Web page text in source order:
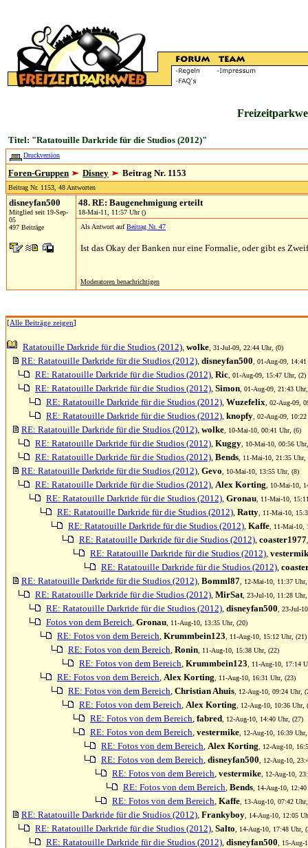
Titel: "Ratatouille Darkride für die Studios (2012)"
Druckversion
Foren-Gruppen Disney Beitrag Nr. 1153
Beitrag Nr. 1153, 48 Antworten
disneyfan500
Mitglied seit 19-Sep-
05
497 Beiträge
48. RE: Baugenehmigung erteilt
18-Mai-11, 11:57 Uhr ()
Als Antwort aufBeitrag Nr. 47
Ist das Okay der Banken nur eine Formalie, oder gibt es
Moderatoren benachrichtigen
[Alle Beiträge zeigen]
Ratatouille Darkride für die Studios (2012), wolke , 31-Jul-09, 22:44 Uhr, (0)
RE: Ratatouille Darkride für die Studios (2012), disneyfan500 , 01-Aug-09,
RE: Ratatouille Darkride für die Studios (2012), Ric , 01-Aug-09, 15:47 Uhr, (2)
RE: Ratatouille Darkride für die Studios (2012), Simon , 01-Aug-09, 21:43
RE: Ratatouille Darkride für die Studios (2012), Wuzefelix , 02-Aug-09,
RE: Ratatouille Darkride für die Studios (2012), knopfy , 02-Aug-09,
RE: Ratatouille Darkride für die Studios (2012), wolke , 10-Mai-10, 00:41 Uhr, (6)
RE: Ratatouille Darkride für die Studios (2012), Kuggy , 10-Mai-10, 00:56
RE: Ratatouille Darkride für die Studios (2012), Bends , 11-Mai-10, 21:35 Uhr,
RE: Ratatouille Darkride für die Studios (2012), Gevo , 10-Mai-10, 13:55 Uhr, (8)
RE: Ratatouille Darkride für die Studios (2012), Alex Korting , 10-Mai-10,
RE: Ratatouille Darkride für die Studios (2012), Gronau , 11-Mai-10,
RE: Ratatouille Darkride für die Studios (2012), Ratty , 11-Mai-10,
RE: Ratatouille Darkride für die Studios (2012), Kaffe , 11-Mai-
RE: Ratatouille Darkride für die Studios (2012), coaster1977
RE: Ratatouille Darkride für die Studios (2012),
RE: Ratatouille Darkride für die Studios (2012),
RE: Ratatouille Darkride für die Studios (2012), Bomml87 , 12-Mai-10, 11:37
RE: Ratatouille Darkride für die Studios (2012), MirSat , 23-Jul-10, 11:28
RE: Ratatouille Darkride für die Studios (2012), disneyfan500 , 23-Jul-
Fotos von dem Bereich, Gronau , 11-Aug-10, 13:35 Uhr, (20)
RE: Fotos von dem Bereich, Krummbein123 , 11-Aug-10, 15:12 Uhr, (21)
RE: Fotos von dem Bereich, Ronin , 11-Aug-10, 15:38 Uhr, (22)
RE: Fotos von dem Bereich, Krummbein123 , 11-Aug-10, 17:14
RE: Fotos von dem Bereich, Alex Korting , 11-Aug-10, 16:31 Uhr, (23)
RE: Fotos von dem Bereich, Christian Ahuis , 12-Aug-10, 09:24 Uhr,
RE: Fotos von dem Bereich, Alex Korting , 12-Aug-10, 10:36 Uhr,
RE: Fotos von dem Bereich, fabred , 12-Aug-10, 14:40 Uhr, (27)
RE: Fotos von dem Bereich, vestermike , 12-Aug-10, 16:39
RE: Fotos von dem Bereich, Alex Korting , 12-Aug-10,
RE: Fotos von dem Bereich, disneyfan500 , 12-Aug-10,
RE: Fotos von dem Bereich, vestermike , 12-Aug-10,
RE: Fotos von dem Bereich, Bends , 14-Aug-10,
RE: Fotos von dem Bereich, Kaffe , 13-Aug-10, 07:42
RE: Ratatouille Darkride für die Studios (2012), Frankyboy , 14-Aug-10, 12:05
RE: Ratatouille Darkride für die Studios (2012), Salto , 14-Aug-10, 17:48 Uhr,
RE: Ratatouille Darkride für die Studios (2012), disneyfan500 , 15-